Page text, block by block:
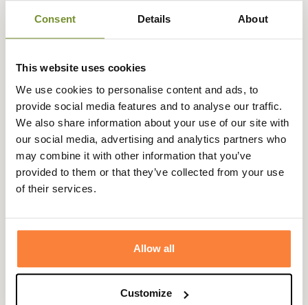
Consent Details About
This website uses cookies
We use cookies to personalise content and ads, to
provide social media features and to analyse our traffic.
We also share information about your use of our site with
our social media, advertising and analytics partners who
may combine it with other information that you’ve
provided to them or that they’ve collected from your use
of their services.
Allow all
Customize
referentie!
geoliede katoenen stof waar
bij elegante, moderne mannen die hun kleding graag
dicht op het lichaam dragen. Het heeft een groot aantal
chique details die het onderscheiden van de rest van het
assortiment: schoudergaten, achterzakken, kraaglus en
laatste knoop, leren kraag en met leer afgezette mouwen.
Het Beacon jack is een van de iconische jacks van de
look.
Je kunt het beste een maatje groter nemen.
Gegevensblad
Groen